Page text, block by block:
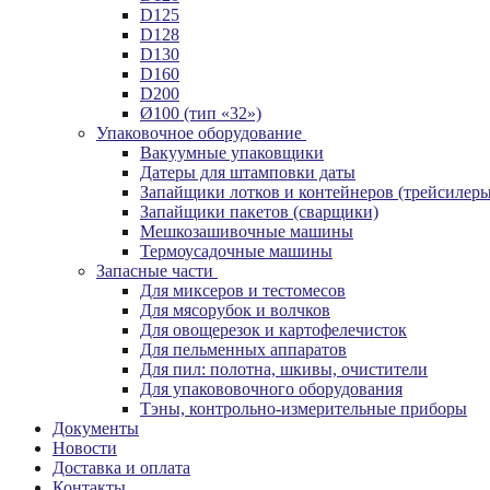
D125
D128
D130
D160
D200
Ø100 (тип «32»)
Упаковочное оборудование
Вакуумные упаковщики
Датеры для штамповки даты
Запайщики лотков и контейнеров
Запайщики пакетов (сварщики)
Мешкозашивочные машины
Термоусадочные машины
Запасные части
Для миксеров и тестомесов
Для мясорубок и волчков
Для овощерезок и картофелечисток
Для пельменных аппаратов
Для пил: полотна, шкивы, очистители
Для упакововочного оборудования
Тэны, контрольно-измерительные приборы
Документы
Новости
Доставка и оплата